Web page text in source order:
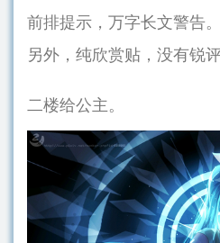
前排提示，万字长文警告。
另外，纯欣赏贴，没有锐
二楼给公主。